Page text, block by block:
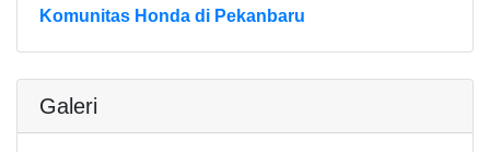
Komunitas Honda di Pekanbaru
Galeri